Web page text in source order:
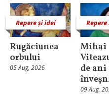
Repere și idei
Rugăciunea
orbului
05 Aug, 2026
Mihai
de ani
09 Aug,